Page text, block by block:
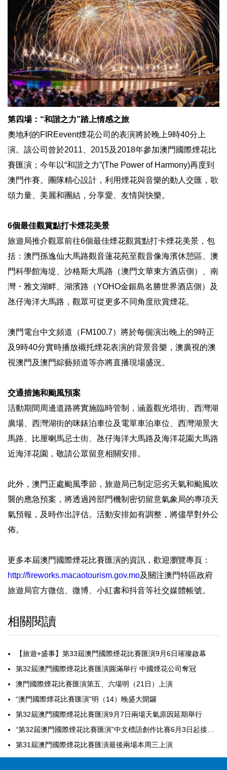
第四場：“和諧之力”踏上情感之旅
奧地利的FIREevent煙花公司的表演將於晚上9時40分上
演。該公司曾於2011、2015及2018年參加澳門國際煙花比
賽匯演；今年以“和諧之力”(The Power of Harmony)再度到
澳門作賽。團隊精心設計，利用煙花與音樂的動人交匯，歌
頌力量、美麗和團結，分享愛、友情與快樂。
6個最佳觀賞點打卡煙花美景
旅遊局推介觀眾前往6個最佳煙花觀賞點打卡煙花美景，包
括：澳門孫逸仙大馬路觀音蓮花苑至觀音像海濱休憩區、澳
門科學館海堤、沙格斯大馬路（澳門文華東方酒店側）、南
灣・雅文湖畔、湖濱路（YOHO金銀島名勝世界酒店側）及
氹仔海洋大馬路，觀眾可從更多不同角度欣賞煙花。
澳門電台中文頻道（FM100.7）將於每個演出晚上的9時正
及9時40分實時播放襯托煙花表演的背景音樂，澳廣視的澳
視澳門及澳門綜藝頻道等亦將直播現場盛況。
交通措施和颱風預案
活動期間周邊道路將實施臨時管制，涵蓋觀光塔街、西灣湖
廣場、西灣湖街的咪錶泊車位及電單車泊車位、西灣湖景大
馬路、比厘喇馬忌士街、氹仔海洋大馬路及海洋花園大馬路
近海洋花園，敬請公眾留意相關安排。
此外，澳門正處颱風季節，旅遊局已制定惡劣天氣和颱風吹
襲的應急預案，將透過跨部門機制密切留意氣象局的專項天
氣預報，及時作出評估。活動安排如有調整，將儘早對外公
佈。
更多本屆澳門國際煙花比賽匯演的資訊，歡迎瀏覽專頁：
http://fireworks.macaotourism.gov.mo及關注澳門特區政府
旅遊局官方微信、微博、小紅書和抖音等社交媒體帳號。
相關閱讀
【旅遊+盛事】第33屆澳門國際煙花比賽匯演9月6日璀璨啟幕
第32屆澳門國際煙花比賽匯演圓滿舉行 中國煙花公司奪冠
澳門國際煙花比賽匯演第五、六場明（21日）上演
“澳門國際煙花比賽匯演”明（14）晚盛大開鑼
第32屆澳門國際煙花比賽匯演9月7日兩場天氣原因延期舉行
第31屆澳門國際煙花比賽匯演最後兩場本周三上演